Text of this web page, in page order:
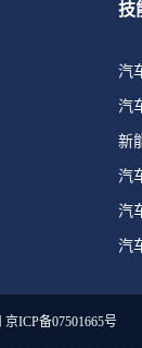
技
汽
汽
新
汽
汽
汽
京ICP备07501665号